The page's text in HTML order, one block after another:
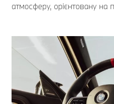
атмосферу, орієнтовану на